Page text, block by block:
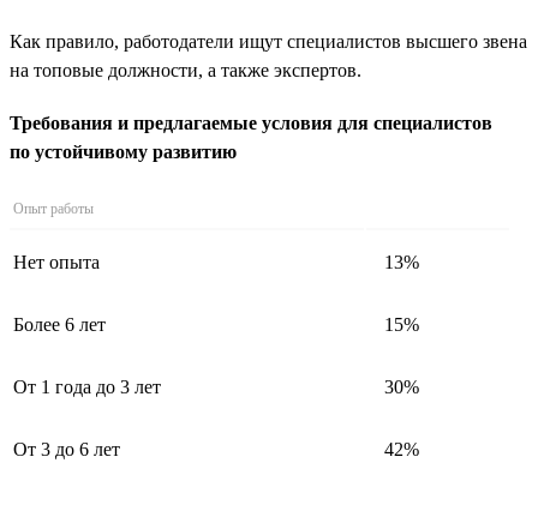
Как правило, работодатели ищут специалистов высшего звена
на топовые должности, а также экспертов.
Требования и предлагаемые условия для специалистов
по устойчивому развитию
Опыт работы
Нет опыта 13%
Более 6 лет 15%
От 1 года до 3 лет 30%
От 3 до 6 лет 42%